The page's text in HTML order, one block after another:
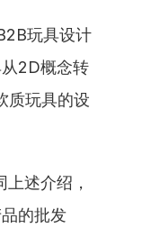
玩具设计
2D概念转
质玩具的设
上述介绍，
的批发